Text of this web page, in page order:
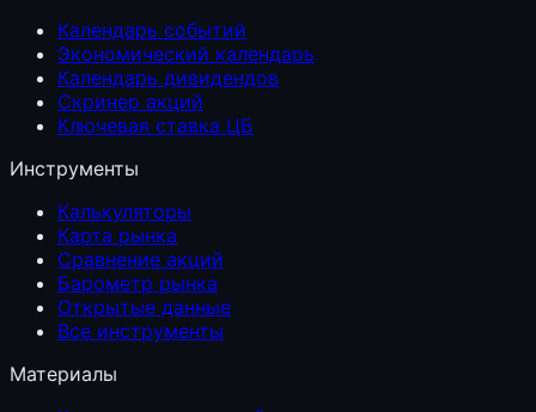
Календарь событий
Экономический календарь
Календарь дивидендов
Скринер акций
Ключевая ставка ЦБ
Инструменты
Калькуляторы
Карта рынка
Сравнение акций
Барометр рынка
Открытые данные
Все инструменты
Материалы